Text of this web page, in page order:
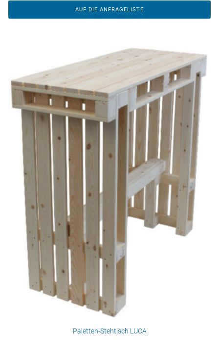
AUF DIE ANFRAGELISTE
Paletten-Stehtisch LUCA